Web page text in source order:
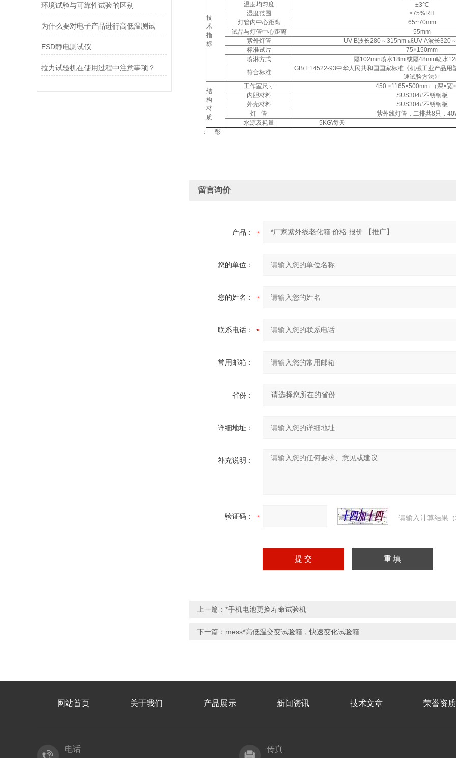
环境试验与可靠性试验的区别
为什么要对电子产品进行高低温测试
ESD静电测试仪
拉力试验机在使用过程中注意事项？
技
术
指
标
温度均匀度
±3℃
湿度范围
≥75%RH
灯管内中心距离
65~70mm
试品与灯管中心距离
55mm
紫外灯管
UV-B波长280～315nm 或UV-A波长320
标准试片
75×150mm
喷淋方式
隔102min喷水18mi或隔48min喷水
符合标准
GB/T 14522-93中华人民共和国国家标准《机械工业产品用
速试验方法》
结
构
材
质
工作室尺寸
450 ×1165×500mm （深×宽×
内胆材料
SUS304#不锈钢板
外壳材料
SUS304#不锈钢板
灯 管
紫外线灯管，二排共8只，
水源及耗量
5KG\每天
： 彭
留言询价
产品：
您的单位：
您的姓名：
联系电话：
常用邮箱：
省份：
详细地址：
补充说明：
验证码： 请输入计算结果
上一篇： *手机电池更换寿命试验机
下一篇： mess*高低温交变试验箱，快速变化试验箱
网站首页 关于我们 产品展示 新闻资讯 技术文章 荣誉资质
电话
传真